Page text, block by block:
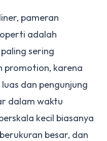
pameran
adalah
sering
promotion, karena
dan pengunjung
dalam waktu
kecil biasanya
besar, dan